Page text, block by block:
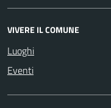
VIVERE IL COMUNE
Luoghi
Eventi